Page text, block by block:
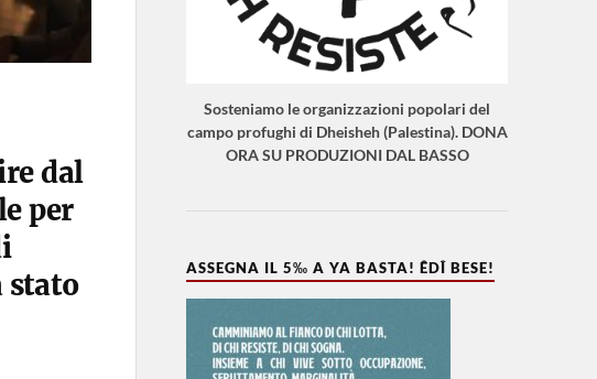
dal
per
stato
Sosteniamo le organizzazioni popolari del
campo profughi di Dheisheh (Palestina). DONA
ORA SU PRODUZIONI DAL BASSO
ASSEGNA IL 5‰ A YA BASTA! ÊDÎ BESE!